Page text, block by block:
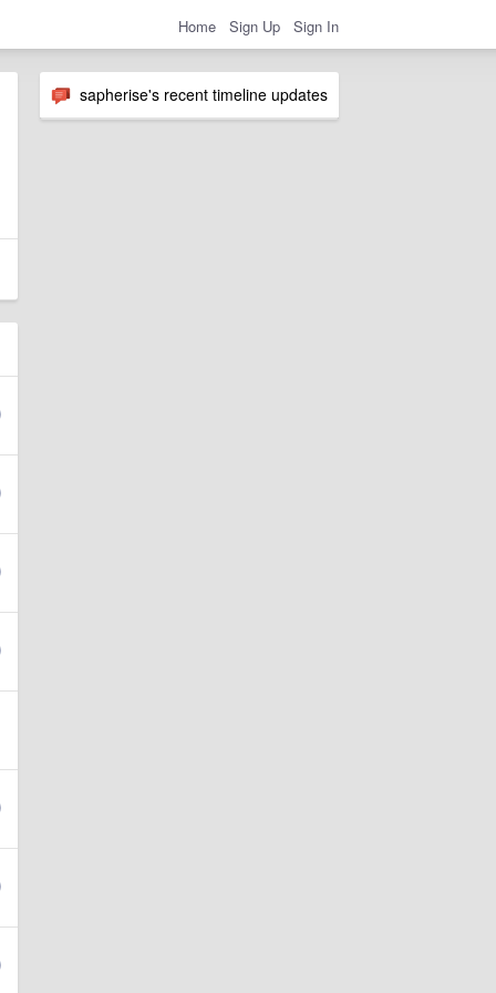
Home Sign Up Sign In
sapherise's recent timeline updates